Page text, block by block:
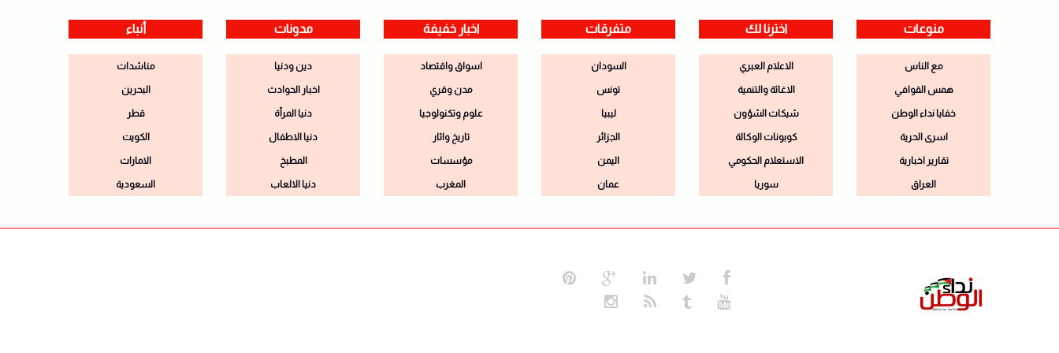
منوعات
مع الناس
همس القوافي
خفايا نداء الوطن
اسرى الحرية
تقارير اخبارية
العراق
اخترنا لك
الاعلام العبري
الاغاثة والتنمية
شيكات الشؤون
كوبونات الوكالة
الاستعلام الحكومي
سوريا
متفرقات
السودان
تونس
ليبيا
الجزائر
اليمن
عمان
اخبار خفيفة
اسواق واقتصاد
مدن وقري
علوم وتكنولوجيا
تاريخ واثار
مؤسسات
المغرب
مدونات
دين ودنيا
اخبار الحوادث
دنيا المرأة
دنيا الاطفال
المطبخ
دنيا الالعاب
أنباء
مناشدات
البحرين
قطر
الكويت
الامارات
السعودية